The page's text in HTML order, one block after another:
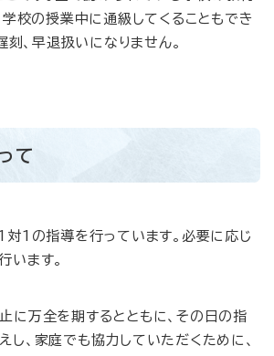
校の授業中に通級してくることもでき
刻、早退扱いになりません。
て
1の指導を行っています。必要に応じ
います。
に万全を期するとともに、その日の指
し、家庭でも協力していただくために、